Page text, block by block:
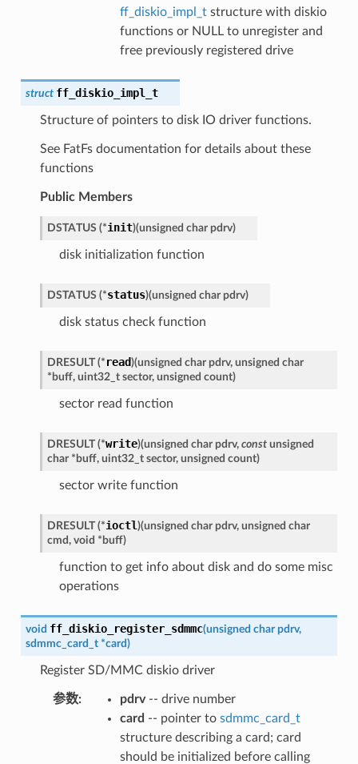
ff_diskio_impl_tstructure with diskio
functions or NULL to unregister and
free previously registered drive
struct ff_diskio_impl_t
Structure of pointers to disk IO driver functions.
See FatFs documentation for details about these
functions
Public Members
DSTATUS (*init)(unsigned char pdrv)
disk initialization function
DSTATUS (*status)(unsigned char pdrv)
disk status check function
DRESULT (* read)(unsigned char pdrv, unsigned char
* buff, uint32_t sector, unsigned count)
sector read function
DRESULT (*write)(unsigned char pdrv, const unsigned
char * buff, uint32_t sector, unsigned count)
sector write function
DRESULT (*ioctl)(unsigned char pdrv, unsigned char
cmd, void * buff)
function to get info about disk and do some misc
operations
void ff_diskio_register_sdmmc(unsigned char pdrv,
sdmmc_card_t *card)
Register SD/MMC diskio driver
参数: pdrv-- drive number
card -- pointer to sdmmc_card_t
structure describing a card; card
should be initialized before calling